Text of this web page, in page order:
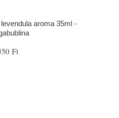
aroma 35ml -
Ft